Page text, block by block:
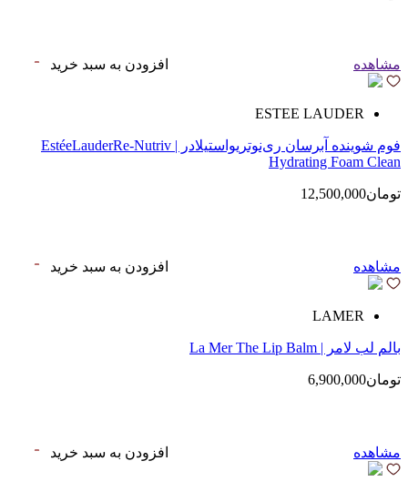
مشاهده افزودن به سبد خرید
ESTEE LAUDER
فوم شوینده آبرسان ری‌نوتریواستیلادر | EstéeLauderRe-Nutriv
Hydrating Foam Clean
تومان12,500,000
مشاهده افزودن به سبد خرید
LAMER
بالم لب لامر | La Mer The Lip Balm
تومان6,900,000
مشاهده افزودن به سبد خرید